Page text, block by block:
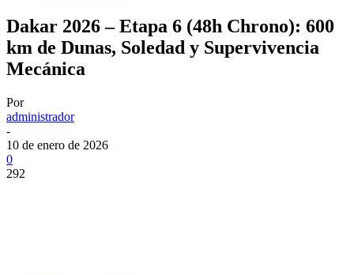
Dakar 2026 – Etapa 6 (48h Chrono): 600
km de Dunas, Soledad y Supervivencia
Mecánica
Por
administrador
-
10 de enero de 2026
0
292